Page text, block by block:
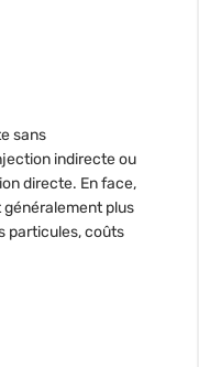
sans
indirecte ou
directe. En face,
plus
particules, coûts